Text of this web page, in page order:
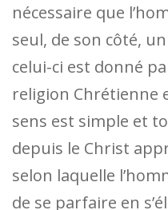
nécessaire que
seul, de son côté,
celui-ci est donné
religion Chrétienne
sens est simple et
depuis le Christ
selon laquelle
de se parfaire en